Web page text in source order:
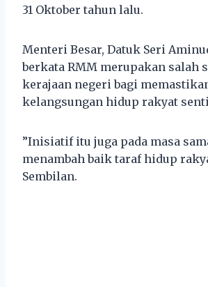
31 Oktober tahun lalu.
Menteri Besar, Datuk Seri
berkata RMM merupakan salah
kerajaan negeri bagi
kelangsungan hidup rakyat
”Inisiatif itu juga pada masa
menambah baik taraf hidup
Sembilan.